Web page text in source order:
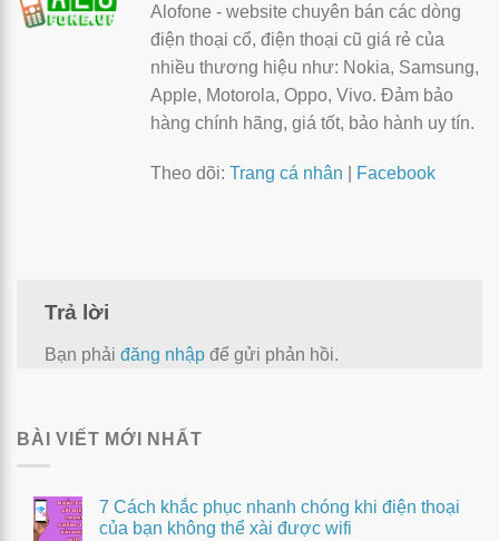
Alofone - website chuyên bán các dòng
điện thoại cổ, điện thoại cũ giá rẻ của
nhiều thương hiệu như: Nokia, Samsung,
Apple, Motorola, Oppo, Vivo. Đảm bảo
hàng chính hãng, giá tốt, bảo hành uy tín.
Theo dõi: Trang cá nhân Facebook
Trả lời
Bạn phải đăng nhập để gửi phản hồi.
BÀI VIẾT MỚI NHẤT
7 Cách khắc phục nhanh chóng khi điện thoại
của bạn không thể xài được wifi